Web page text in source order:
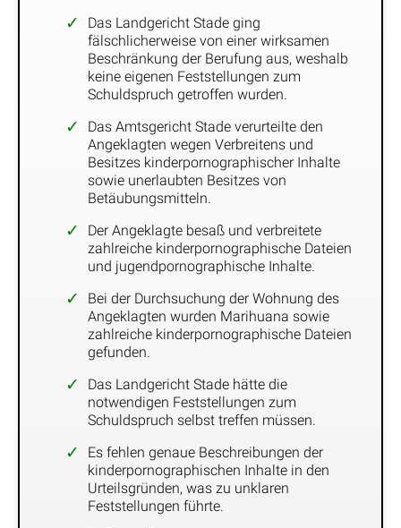
Das Landgericht Stade ging
fälschlicherweise von einer wirksamen
Beschränkung der Berufung aus, weshalb
keine eigenen Feststellungen zum
Schuldspruch getroffen wurden.
Das Amtsgericht Stade verurteilte den
Angeklagten wegen Verbreitens und
Besitzes kinderpornographischer Inhalte
sowie unerlaubten Besitzes von
Betäubungsmitteln.
Der Angeklagte besaß und verbreitete
zahlreiche kinderpornographische Dateien
und jugendpornographische Inhalte.
Bei der Durchsuchung der Wohnung des
Angeklagten wurden Marihuana sowie
zahlreiche kinderpornographische Dateien
gefunden.
Das Landgericht Stade hätte die
notwendigen Feststellungen zum
Schuldspruch selbst treffen müssen.
Es fehlen genaue Beschreibungen der
kinderpornographischen Inhalte in den
Urteilsgründen, was zu unklaren
Feststellungen führte.